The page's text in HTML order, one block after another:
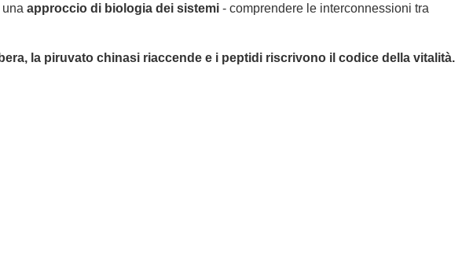
approccio di biologia dei sistemi - comprendere le interconnessioni tra
la piruvato chinasi riaccende e i peptidi riscrivono il codice della vitalità.